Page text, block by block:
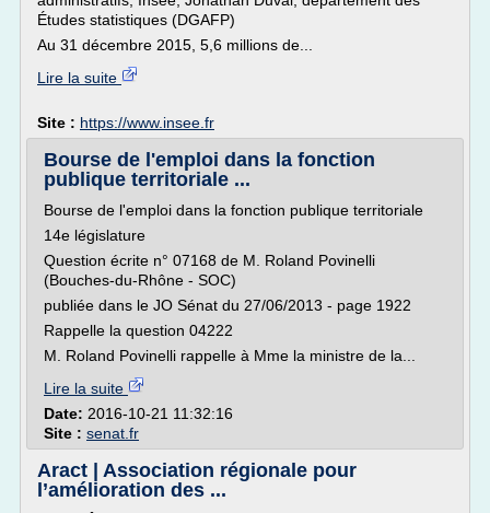
Études statistiques (DGAFP)
Au 31 décembre 2015, 5,6 millions de...
Lire la suite
Site : https://www.insee.fr
Bourse de l'emploi dans la fonction
publique territoriale ...
Bourse de l'emploi dans la fonction publique territoriale
14e législature
Question écrite n° 07168 de M. Roland Povinelli
(Bouches-du-Rhône - SOC)
publiée dans le JO Sénat du 27/06/2013 - page 1922
Rappelle la question 04222
M. Roland Povinelli rappelle à Mme la ministre de la...
Lire la suite
Date: 2016-10-21 11:32:16
Site : senat.fr
Aract | Association régionale pour
l’amélioration des ...